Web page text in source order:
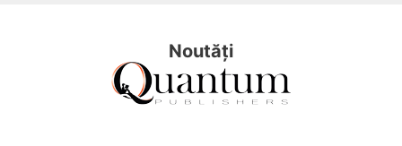
Noutăți